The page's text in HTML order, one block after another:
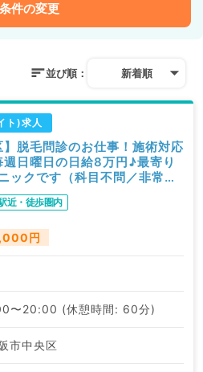
件の変更
並び順： 新着順
ト)求人
】脱毛問診のお仕事！施術対応
日曜日の日給8万円♪最寄り
ックです（科目不問／非常
近・徒歩圏内
円
〜20:00 (休憩時間: 60分)
市中央区